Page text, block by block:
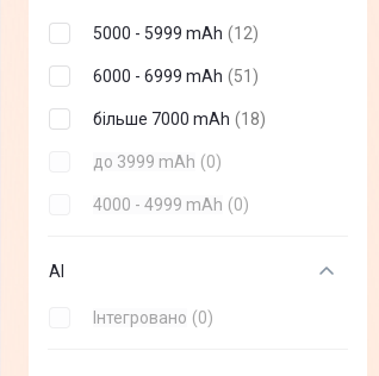
5000 - 5999 mAh (12)
6000 - 6999 mAh (51 )
більше 7000 mAh (18)
до 3999 mAh (0)
4000 - 4999 mAh (0)
AI
Інтегровано (0)